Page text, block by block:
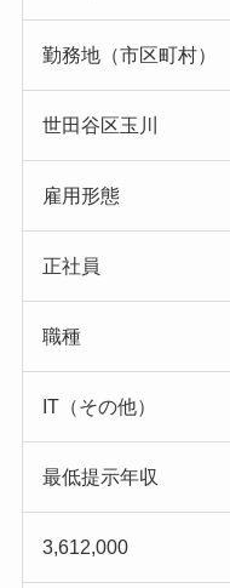
勤務地（市区町村）
世田谷区玉川
雇用形態
正社員
職種
IT（その他）
最低提示年収
3,612,000